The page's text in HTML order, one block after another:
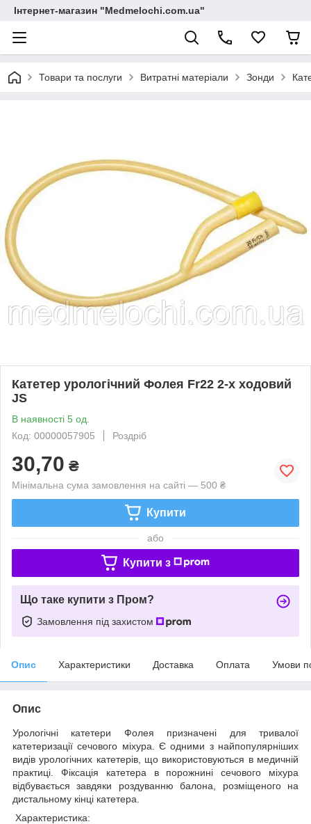
Інтернет-магазин "Medmelochi.com.ua"
Товари та послуги Витратні матеріали Зонди
Катетер урологічний Фолея Fr22 2-х ходовий
JS
В наявності 5 од.
Код: 00000057905
Роздріб
30,70 ₴
Мінімальна сума замовлення на сайті — 500 ₴
Купити
або
Купити з
Що таке купити з Пром?
Замовлення під захистом
Опис Характеристики Доставка Оплата Умови
Опис
Урологічні катетери Фолея призначені для тривалої
катетеризації сечового міхура. Є одними з найпопулярніших
видів урологічних катетерів, що використовуються в медичній
практиці. Фіксація катетера в порожнині сечового міхура
відбувається завдяки роздуванню балона, розміщеного на
дистальному кінці катетера.
Характеристика: